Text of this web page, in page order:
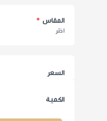
المقاس *
اختر
السعر
الكمية